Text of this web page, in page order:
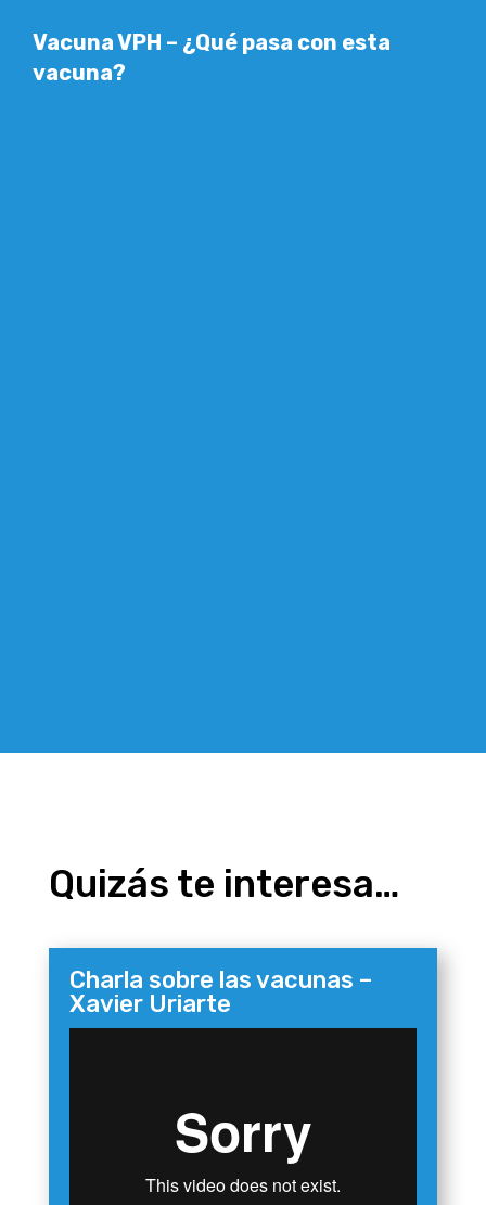
Vacuna VPH – ¿Qué pasa
con esta vacuna?
Vacuna VPH – ¿Qué pasa con esta
vacuna?
Quizás te interesa…
Charla sobre las vacunas –
Xavier Uriarte